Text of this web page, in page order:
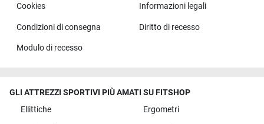
Cookies Informazioni legali
Condizioni di consegna Diritto di recesso
Modulo di recesso
GLI ATTREZZI SPORTIVI PIÙ AMATI SU FITSHOP
Ellittiche
Ergometri